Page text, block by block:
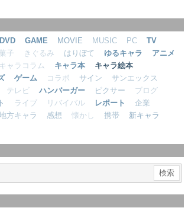
DVD GAME MOVIE MUSIC PC
TV
子 きぐるみ はりぼて ゆるキャラ
アニメ
キャラコラム キャラ本
キャラ絵本
ゲーム コラボ サイン
サンエックス
テレビ ハンバーガー ピクサー
ブログ
ライブ リバイバル レポート
企業
方キャラ 感想 懐かし 携帯
新キャラ